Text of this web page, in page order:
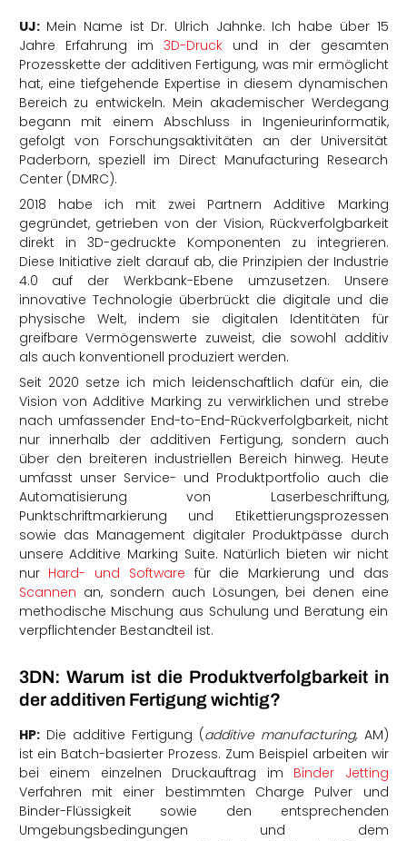
UJ:Mein Name ist Dr. Ulrich Jahnke. Ich habe über 15
Jahre Erfahrung im 3D-Druckund in der gesamten
Prozesskette der additiven Fertigung, was mir ermöglicht
hat, eine tiefgehende Expertise in diesem dynamischen
Bereich zu entwickeln. Mein akademischer Werdegang
begann mit einem Abschluss in Ingenieurinformatik,
gefolgt von Forschungsaktivitäten an der Universität
Paderborn, speziell im Direct Manufacturing Research
Center (DMRC).
2018 habe ich mit zwei Partnern Additive Marking
gegründet, getrieben von der Vision, Rückverfolgbarkeit
direkt in 3D-gedruckte Komponenten zu integrieren.
Diese Initiative zielt darauf ab, die Prinzipien der Industrie
4.0 auf der Werkbank-Ebene umzusetzen. Unsere
innovative Technologie überbrückt die digitale und die
physische Welt, indem sie digitalen Identitäten für
greifbare Vermögenswerte zuweist, die sowohl additiv
als auch konventionell produziert werden.
Seit 2020 setze ich mich leidenschaftlich dafür ein, die
Vision von Additive Marking zu verwirklichen und strebe
nach umfassender End-to-End-Rückverfolgbarkeit, nicht
nur innerhalb der additiven Fertigung, sondern auch
über den breiteren industriellen Bereich hinweg. Heute
umfasst unser Service- und Produktportfolio auch die
Automatisierung von Laserbeschriftung,
Punktschriftmarkierung und Etikettierungsprozessen
sowie das Management digitaler Produktpässe durch
unsere Additive Marking Suite. Natürlich bieten wir nicht
nur Hard- und Software für die Markierung und das
Scannen an, sondern auch Lösungen, bei denen eine
methodische Mischung aus Schulung und Beratung ein
verpflichtender Bestandteil ist.
3DN: Warum ist die Produktverfolgbarkeit in
der additiven Fertigung wichtig?
HP:Die additive Fertigung (additive manufacturing, AM)
ist ein Batch-basierter Prozess. Zum Beispiel arbeiten wir
bei einem einzelnen Druckauftrag im Binder Jetting
Verfahren mit einer bestimmten Charge Pulver und
Binder-Flüssigkeit sowie den entsprechenden
Umgebungsbedingungen und dem